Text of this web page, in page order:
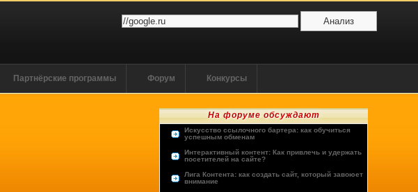
Партнёрские программы Форум Конкурсы
На форуме обсуждают
Искусство ссылочного бартера: как обучиться
успешным обменам
Интерактивный контент: Как привлечь и удержать
посетителей на сайте?
Лига Контента: как создать сайт, который завоюет
внимание